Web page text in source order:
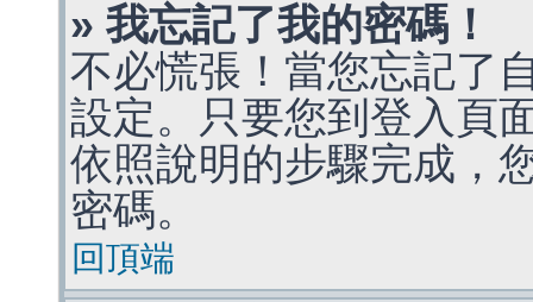
» 我忘記了我的密碼！
不必慌張！當您忘記了
設定。只要您到登入頁
依照說明的步驟完成，
密碼。
回頂端